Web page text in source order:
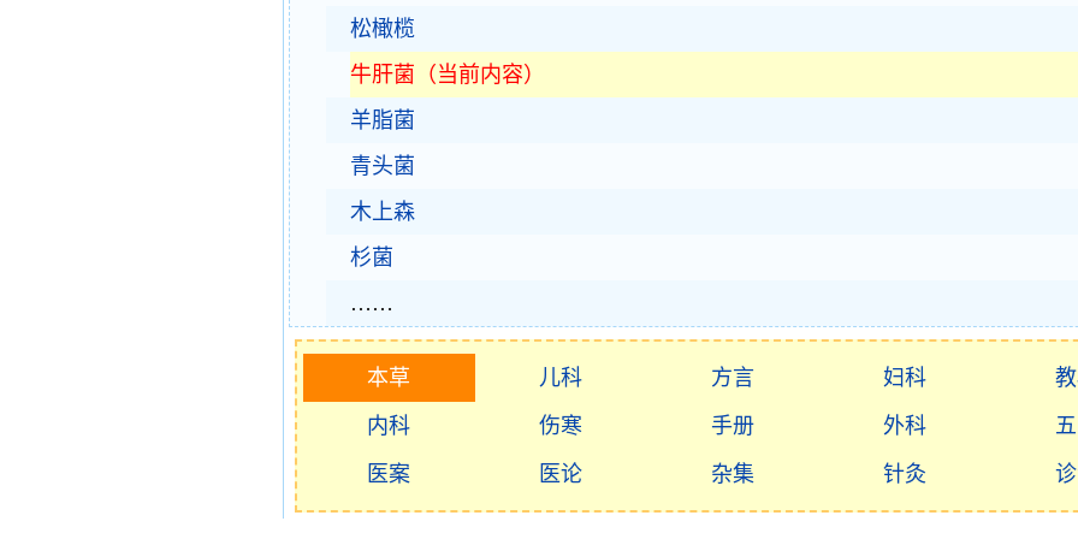
松橄榄
牛肝菌（当前内容）
羊脂菌
青头菌
木上森
杉菌
……
本草 儿科 方言 妇科
内科
伤寒 手册 外科
医案
医论 杂集 针灸